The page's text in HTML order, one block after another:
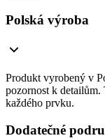
Polská výroba
Produkt vyrobený v
pozornost k detailům.
každého prvku.
Dodatečné